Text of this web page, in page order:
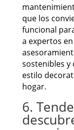
que los
funcional
a expertos
sostenibles y
estilo
hogar.
6.